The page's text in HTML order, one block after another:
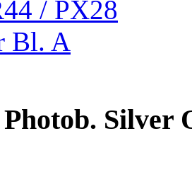
Silver